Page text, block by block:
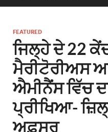
FEATURED
ਜਿਲ੍ਹੇ ਦੇ 22
ਮੈਰੀਟੋਰੀਅਸ
ਐਮੀਨੈਂਸ ਵਿੱਚ
ਪ੍ਰੀਖਿਆ-
ਅਫ਼ਸਰ